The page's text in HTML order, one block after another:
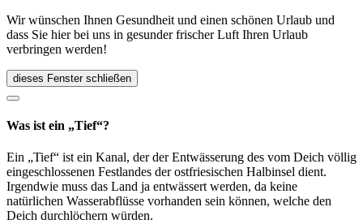
Wir wünschen Ihnen Gesundheit und einen schönen Urlaub und
dass Sie hier bei uns in gesunder frischer Luft Ihren Urlaub
verbringen werden!
dieses Fenster schließen
Was ist ein „Tief“?
Ein „Tief“ ist ein Kanal, der der Entwässerung des vom Deich völlig
eingeschlossenen Festlandes der ostfriesischen Halbinsel dient.
Irgendwie muss das Land ja entwässert werden, da keine
natürlichen Wasserabflüsse vorhanden sein können, welche den
Deich durchlöchern würden.